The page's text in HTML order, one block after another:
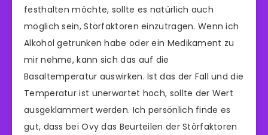
festhalten möchte, sollte es natürlich auch
möglich sein, Störfaktoren einzutragen. Wenn ich
Alkohol getrunken habe oder ein Medikament zu
mir nehme, kann sich das auf die
Basaltemperatur auswirken. Ist das der Fall und die
Temperatur ist unerwartet hoch, sollte der Wert
ausgeklammert werden. Ich persönlich finde es
gut, dass bei Ovy das Beurteilen der Störfaktoren